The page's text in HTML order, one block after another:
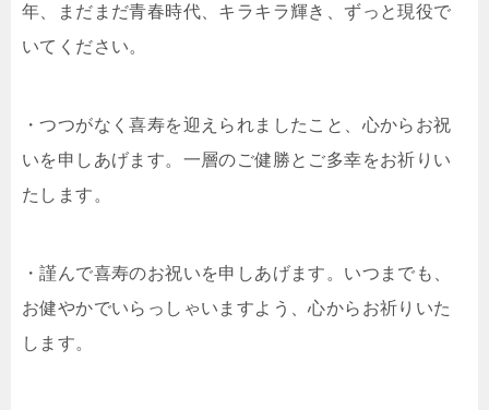
年、まだまだ青春時代、キラキラ輝き、ずっと現役で
いてください。
・つつがなく喜寿を迎えられましたこと、心からお祝
いを申しあげます。一層のご健勝とご多幸をお祈りい
たします。
・謹んで喜寿のお祝いを申しあげます。いつまでも、
お健やかでいらっしゃいますよう、心からお祈りいた
します。